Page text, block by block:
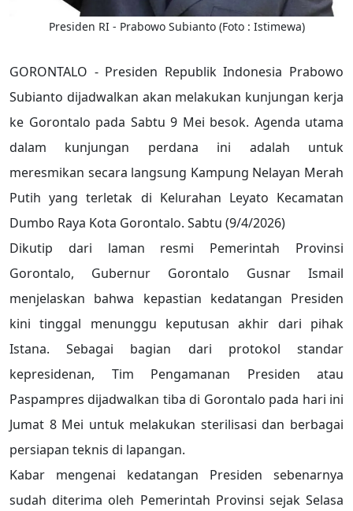
Presiden RI - Prabowo Subianto (Foto : Istimewa)
GORONTALO - Presiden Republik Indonesia Prabowo
Subianto dijadwalkan akan melakukan kunjungan kerja
ke Gorontalo pada Sabtu 9 Mei besok. Agenda utama
dalam kunjungan perdana ini adalah untuk
meresmikan secara langsung Kampung Nelayan Merah
Putih yang terletak di Kelurahan Leyato Kecamatan
Dumbo Raya Kota Gorontalo. Sabtu (9/4/2026)
Dikutip dari laman resmi Pemerintah Provinsi
Gorontalo, Gubernur Gorontalo Gusnar Ismail
menjelaskan bahwa kepastian kedatangan Presiden
kini tinggal menunggu keputusan akhir dari pihak
Istana. Sebagai bagian dari protokol standar
kepresidenan, Tim Pengamanan Presiden atau
Paspampres dijadwalkan tiba di Gorontalo pada hari ini
Jumat 8 Mei untuk melakukan sterilisasi dan berbagai
persiapan teknis di lapangan.
Kabar mengenai kedatangan Presiden sebenarnya
sudah diterima oleh Pemerintah Provinsi sejak Selasa